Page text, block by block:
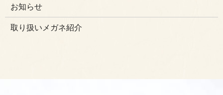
お知らせ
取り扱いメガネ紹介